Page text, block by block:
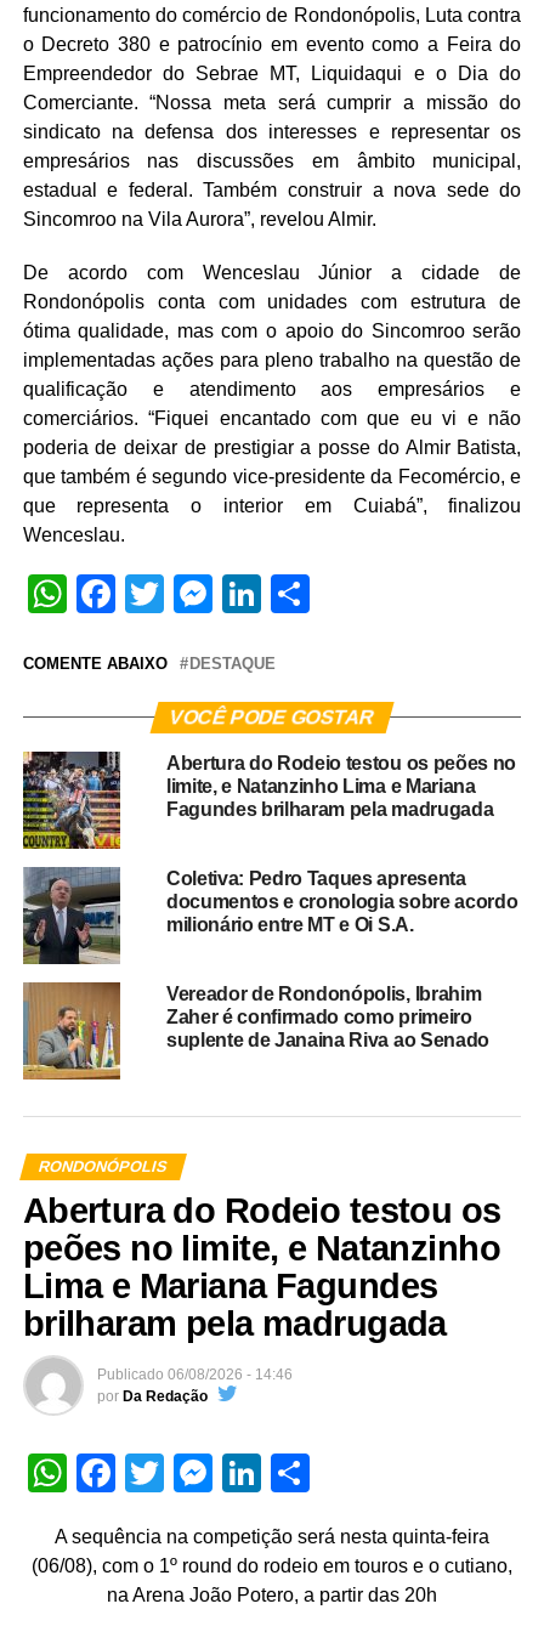
funcionamento do comércio de Rondonópolis, Luta contra
o Decreto 380 e patrocínio em evento como a Feira do
Empreendedor do Sebrae MT, Liquidaqui e o Dia do
Comerciante. “Nossa meta será cumprir a missão do
sindicato na defensa dos interesses e representar os
empresários nas discussões em âmbito municipal,
estadual e federal. Também construir a nova sede do
Sincomroo na Vila Aurora”, revelou Almir.
De acordo com Wenceslau Júnior a cidade de
Rondonópolis conta com unidades com estrutura de
ótima qualidade, mas com o apoio do Sincomroo serão
implementadas ações para pleno trabalho na questão de
qualificação e atendimento aos empresários e
comerciários. “Fiquei encantado com que eu vi e não
poderia de deixar de prestigiar a posse do Almir Batista,
que também é segundo vice-presidente da Fecomércio, e
que representa o interior em Cuiabá”, finalizou
Wenceslau.
WhatsApp
Facebook
TwitterMessenger
LinkedIn
COMENTE ABAIXO DESTAQUE
VOCÊ PODE GOSTAR
Abertura do Rodeio testou os peões no
limite, e Natanzinho Lima e Mariana
Fagundes brilharam pela madrugada
Coletiva: Pedro Taques apresenta
documentos e cronologia sobre acordo
milionário entre MT e Oi S.A.
Vereador de Rondonópolis, Ibrahim
Zaher é confirmado como primeiro
suplente de Janaina Riva ao Senado
RONDONÓPOLIS
Abertura do Rodeio testou os
peões no limite, e Natanzinho
Lima e Mariana Fagundes
brilharam pela madrugada
Publicado 06/08/2026 - 14:46
por Da Redação
WhatsApp
Facebook
TwitterMessenger
LinkedIn
A sequência na competição será nesta quinta-feira
(06/08), com o 1º round do rodeio em touros e o cutiano,
na Arena João Potero, a partir das 20h